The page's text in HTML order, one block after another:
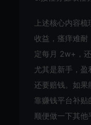
上述核心内容
收益，瘙痒难
定每月 2w+，
尤其是新手，
还要赔钱。如
靠赚钱平台补
顺便做一下其